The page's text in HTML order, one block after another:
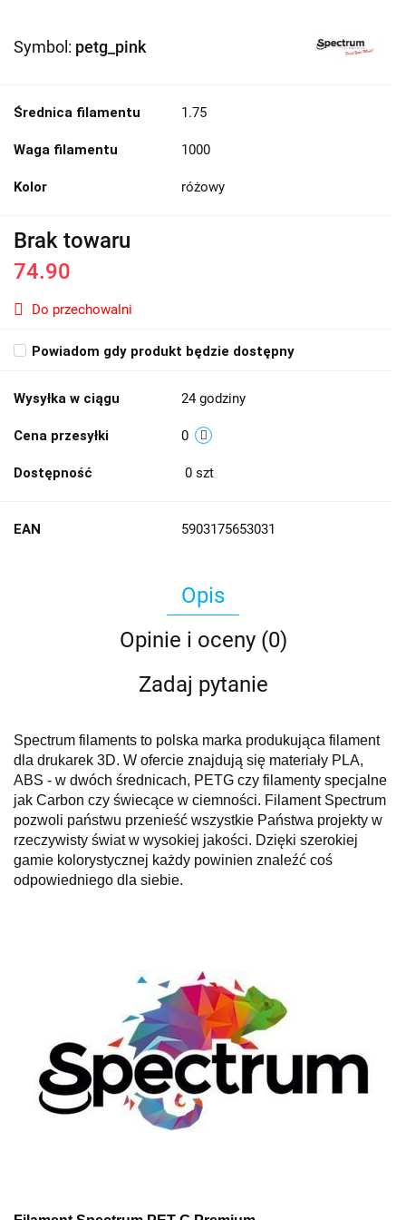
Symbol: petg_pink
Średnica filamentu 1.75
Waga filamentu 1000
Kolor różowy
Brak towaru
74.90
Do przechowalni
Powiadom gdy produkt będzie dostępny
Wysyłka w ciągu 24 godziny
Cena przesyłki 0
Dostępność 0 szt
EAN 5903175653031
Opis
Opinie i oceny (0)
Zadaj pytanie
Spectrum filaments to polska marka produkująca filament
dla drukarek 3D. W ofercie znajdują się materiały PLA,
ABS - w dwóch średnicach, PETG czy filamenty specjalne
jak Carbon czy świecące w ciemności. Filament Spectrum
pozwoli państwu przenieść wszystkie Państwa projekty w
rzeczywisty świat w wysokiej jakości. Dzięki szerokiej
gamie kolorystycznej każdy powinien znaleźć coś
odpowiedniego dla siebie.